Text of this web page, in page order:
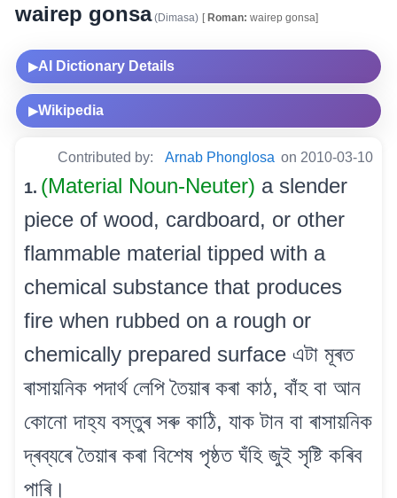
wairep gonsa(Dimasa) [Roman: wairep gonsa]
▶AI Dictionary Details
▶Wikipedia
Contributed by: Arnab Phonglosa on 2010-03-10
1. (Material Noun-Neuter) a slender
piece of wood, cardboard, or other
flammable material tipped with a
chemical substance that produces
fire when rubbed on a rough or
chemically prepared surface এটা মূৰত
ৰাসায়নিক পদাৰ্থ লেপি তৈয়াৰ কৰা কাঠ, বাঁহ বা আন
কোনো দাহ্য বস্তুৰ সৰু কাঠি, যাক টান বা ৰাসায়নিক
দ্ৰব্যৰে তৈয়াৰ কৰা বিশেষ পৃষ্ঠত ঘঁহি জুই সৃষ্টি কৰিব
পাৰি।